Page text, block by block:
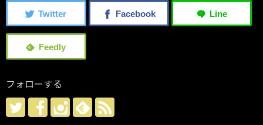
フォローする